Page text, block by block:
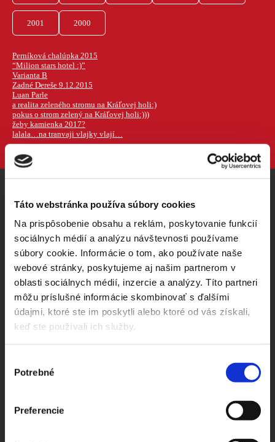
Táto webstránka používa súbory cookies
Na prispôsobenie obsahu a reklám, poskytovanie funkcií
sociálnych médií a analýzu návštevnosti používame
súbory cookie. Informácie o tom, ako používate naše
webové stránky, poskytujeme aj našim partnerom v
oblasti sociálnych médií, inzercie a analýzy. Títo partneri
môžu príslušné informácie skombinovať s ďalšími
údajmi, ktoré ste im poskytli alebo ktoré od vás získali,
keď ste používali ich služby.
súhlasu
Potrebné
Preferencie
2001 2000
Perníková chalúpka 2015
“Milion stars hotel :)”
Varianta B
Zadné Dereše 9.12.2015
Luan Parle
a realita zeleného stromu na Kráľovej holi:)
pokus o strom zelený na Kráľovej holi:)))
žeby kamienka 2017?
lalala…na tranvaji vlajky vlají…
VRCHOLOVÁ KNIHA
Priestor pre tvoje postrehy, zážitky, odkazy...
TVOJE MENO ALEBO PREZÝVKA: